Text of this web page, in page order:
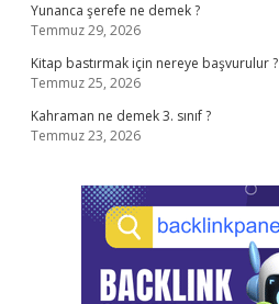
Yunanca şerefe ne demek ?
Temmuz 29, 2026
Kitap bastırmak için nereye başvurulur ?
Temmuz 25, 2026
Kahraman ne demek 3. sınıf ?
Temmuz 23, 2026